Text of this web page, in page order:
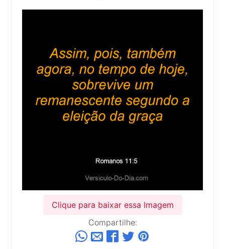
Clique para baixar essa Imagem
Compartilhe: